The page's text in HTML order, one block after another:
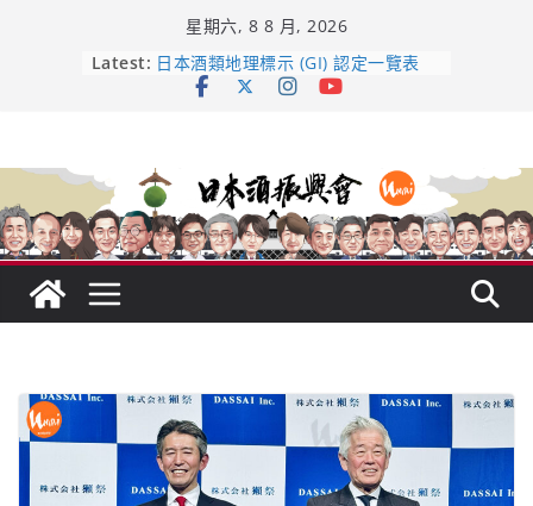
星期六, 8 8 月, 2026
Latest:
龜之井酒造：口說上手 – 山形純米大
吟釀的堅持與傳承 ～ くどき上手
日本酒類地理標示 (GI) 認定一覽表
【酒業商戰】130年老酒藏殺入股票
市場！梅乃宿上市背後的密碼